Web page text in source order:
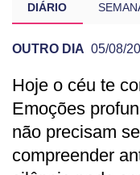
DIÁRIO
OUTRO DIA 05/08/
PREVISÃO
Hoje o céu te
Emoções
não precisam
compreender